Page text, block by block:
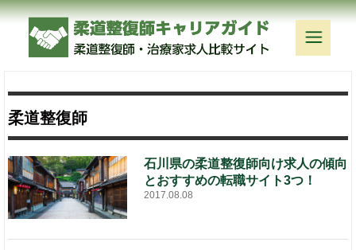
柔道整復師
石川県の柔道整復師向け求人の傾向
とおすすめの転職サイト3つ！
2017.08.08